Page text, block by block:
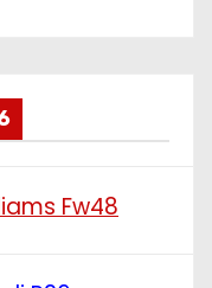
Fw48